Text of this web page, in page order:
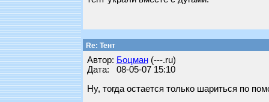
Re: Тент
Автор: Бoцман(---.ru)
Дата: 08-05-07 15:10
Ну, тогда остается только шариться по